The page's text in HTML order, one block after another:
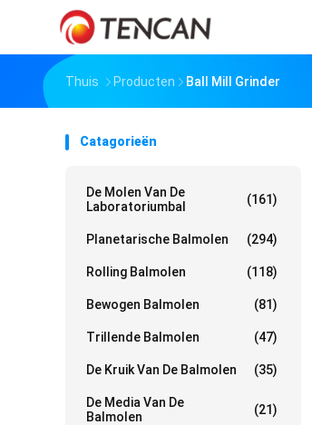
Thuis Producten Ball Mill Grinder
Catagorieën
De Molen Van De
Laboratoriumbal
(161)
Planetarische Balmolen (294)
Rolling Balmolen (118)
Bewogen Balmolen (81)
Trillende Balmolen (47)
De Kruik Van De Balmolen (35)
De Media Van De
Balmolen
(21)